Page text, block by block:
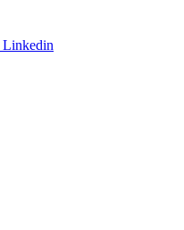
Linkedin